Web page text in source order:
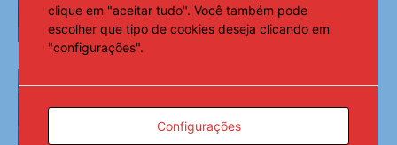
Últimas Notícias
após desentendimento no trânsito
clique em "aceitar tudo". Você também pode
escolher que tipo de cookies deseja clicando em
"configurações".
Configurações